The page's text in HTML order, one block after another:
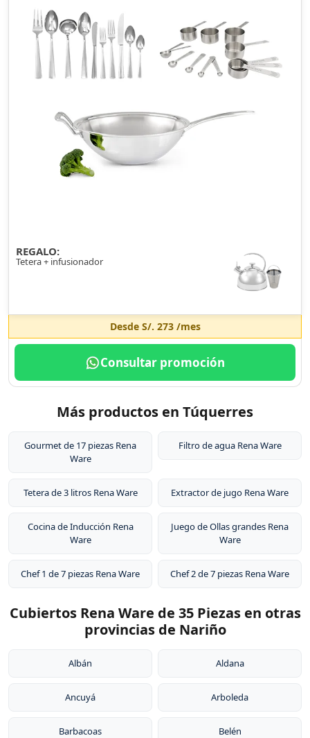
REGALO:
Tetera + infusionador
Desde S/. 273/mes
Consultar promoción
Más productos en Túquerres
Gourmet de 17 piezas Rena
Ware
Filtro de agua Rena Ware
Tetera de 3 litros Rena Ware Extractor de jugo Rena Ware
Cocina de Inducción Rena
Ware
Juego de Ollas grandes Rena
Ware
Chef 1 de 7 piezas Rena Ware Chef 2 de 7 piezas Rena Ware
Cubiertos Rena Ware de 35 Piezas en otras
provincias de Nariño
Albán Aldana
Ancuyá Arboleda
Barbacoas Belén